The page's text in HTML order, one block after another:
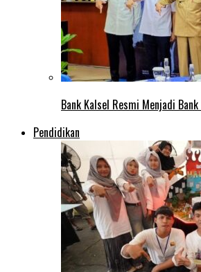
Bank Kalsel Resmi Menjadi Bank
Pendidikan